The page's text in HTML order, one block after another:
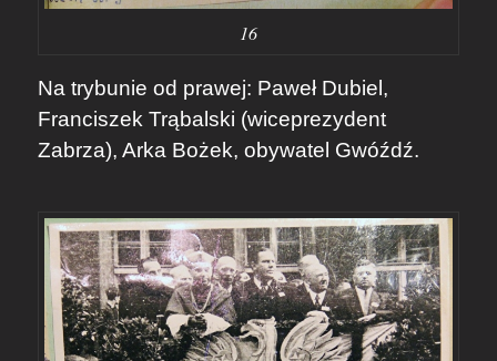
16
Na trybunie od prawej: Paweł Dubiel,
Franciszek Trąbalski (wiceprezydent
Zabrza), Arka Bożek, obywatel Gwóźdź.